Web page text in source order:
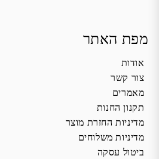
מפת האתר
אודות
צור קשר
מאמרים
תקנון החנות
מדיניות החזרת מוצר
מדיניות משלוחים
ביטול עסקה